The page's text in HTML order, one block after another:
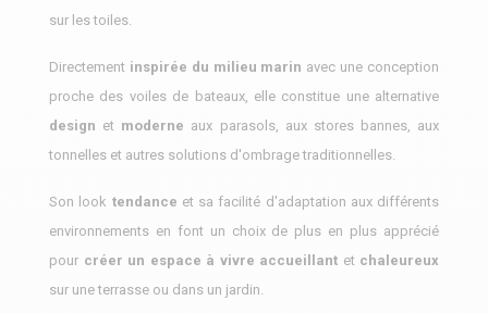
sur les toiles.
Directement inspirée du milieu marin avec une conception
proche des voiles de bateaux, elle constitue une alternative
design et moderne aux parasols, aux stores bannes, aux
tonnelles et autres solutions d'ombrage traditionnelles.
Son look tendance et sa facilité d'adaptation aux différents
environnements en font un choix de plus en plus apprécié
pour créer un espace à vivre accueillant et chaleureux
sur une terrasse ou dans un jardin.